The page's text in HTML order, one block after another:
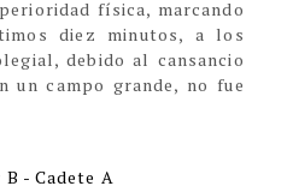
física, marcando
diez minutos, a los
debido al cansancio
un campo grande, no fue
- Cadete A